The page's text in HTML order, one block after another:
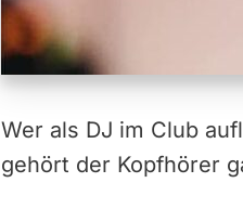
Wer als DJ im Club
gehört der Kopfhörer